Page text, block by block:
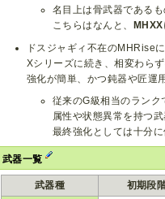
名目上は骨武器である
こちらはなんと、
ドスジャギィ不在のMHRise
Xシリーズに続き、相変わら
強化が簡単、かつ鈍器や匠運
従来のG級相当のランク
属性や状態異常を持つ
最終強化としては十分
武器一覧
武器種 初期段